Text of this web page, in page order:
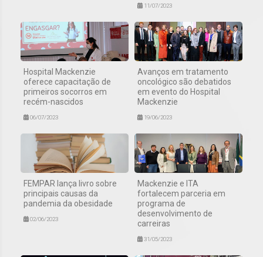
11/07/2023
Hospital Mackenzie
oferece capacitação de
primeiros socorros em
recém-nascidos
06/07/2023
Avanços em tratamento
oncológico são debatidos
em evento do Hospital
Mackenzie
19/06/2023
FEMPAR lança livro sobre
principais causas da
pandemia da obesidade
02/06/2023
Mackenzie e ITA
fortalecem parceria em
programa de
desenvolvimento de
carreiras
31/05/2023